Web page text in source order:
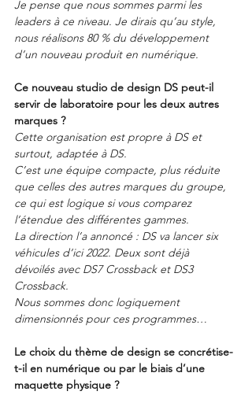
Je pense que nous sommes parmi les
leaders à ce niveau. Je dirais qu’au style,
nous réalisons 80 % du développement
d’un nouveau produit en numérique.
Ce nouveau studio de design DS peut-il
servir de laboratoire pour les deux autres
marques ?
Cette organisation est propre à DS et
surtout, adaptée à DS.
C’est une équipe compacte, plus réduite
que celles des autres marques du groupe,
ce qui est logique si vous comparez
l’étendue des différentes gammes.
La direction l’a annoncé : DS va lancer six
véhicules d’ici 2022. Deux sont déjà
dévoilés avec DS7 Crossback et DS3
Crossback.
Nous sommes donc logiquement
dimensionnés pour ces programmes…
Le choix du thème de design se concrétise-
t-il en numérique ou par le biais d’une
maquette physique ?